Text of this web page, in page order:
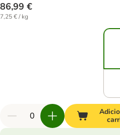
86,99 €
7,25 € / kg